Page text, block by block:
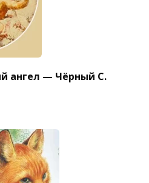
ангел — Чёрный С.